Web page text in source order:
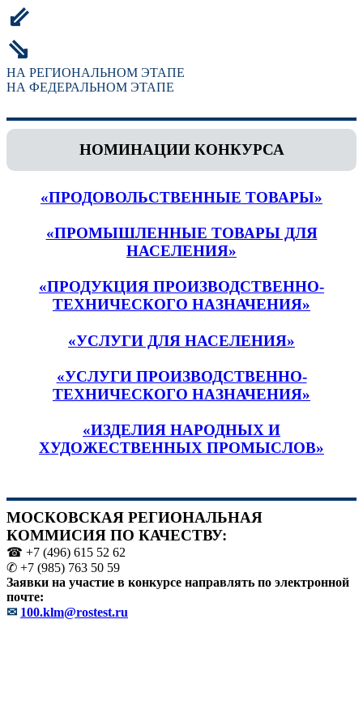
⇙
⇘
НА РЕГИОНАЛЬНОМ ЭТАПЕ
НА ФЕДЕРАЛЬНОМ ЭТАПЕ
НОМИНАЦИИ КОНКУРСА
«ПРОДОВОЛЬСТВЕННЫЕ ТОВАРЫ»
«ПРОМЫШЛЕННЫЕ ТОВАРЫ ДЛЯ
НАСЕЛЕНИЯ»
«ПРОДУКЦИЯ ПРОИЗВОДСТВЕННО-
ТЕХНИЧЕСКОГО НАЗНАЧЕНИЯ»
«УСЛУГИ ДЛЯ НАСЕЛЕНИЯ»
«УСЛУГИ ПРОИЗВОДСТВЕННО-
ТЕХНИЧЕСКОГО НАЗНАЧЕНИЯ»
«ИЗДЕЛИЯ НАРОДНЫХ И
ХУДОЖЕСТВЕННЫХ ПРОМЫСЛОВ»
МОСКОВСКАЯ РЕГИОНАЛЬНАЯ
КОММИСИЯ ПО КАЧЕСТВУ:
☎ +7 (496) 615 52 62
✆ +7 (985) 763 50 59
Заявки на участие в конкурсе направлять по электронной
почте:
✉ 100.klm@rostest.ru